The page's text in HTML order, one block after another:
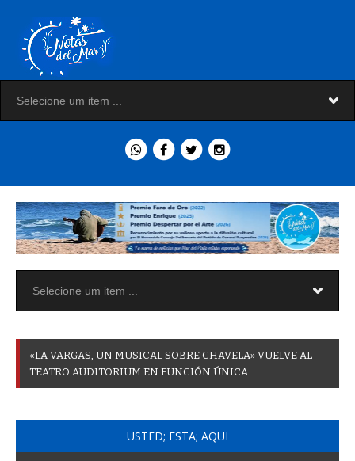
«LA VARGAS UN MUSICAL SOBRE CHAVELA» VUELVE AL
TEATRO AUDITORIUM EN FUNCIÓN ÚNICA
USTED; ESTA; AQUI